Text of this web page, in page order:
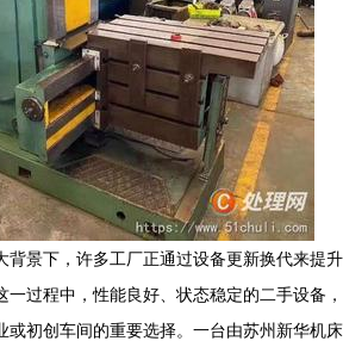
背景下，许多工厂正通过设备更新换代来提升
过程中，性能良好、状态稳定的二手设备，
或初创车间的重要选择。一台由苏州新华机床